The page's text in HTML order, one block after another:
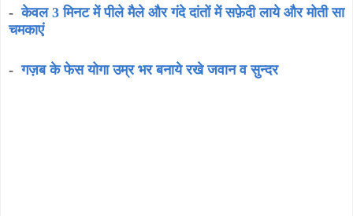
-केवल 3 मिनट में पीले मैले और गंदे दांतों में सफ़ेदी लाये और मोती सा
चमकाएं
-गज़ब के फेस योगा उम्र भर बनाये रखे जवान व सुन्दर